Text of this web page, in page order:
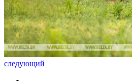
следующий